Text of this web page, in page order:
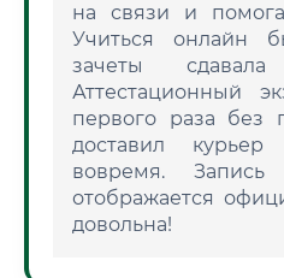
на связи и
Учиться онлайн
зачеты
Аттестационный
первого раза без
доставил
вовремя.
отображается
довольна!